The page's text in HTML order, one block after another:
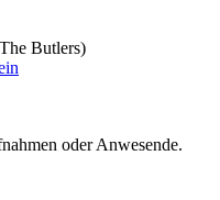
Butlers)
oder Anwesende.